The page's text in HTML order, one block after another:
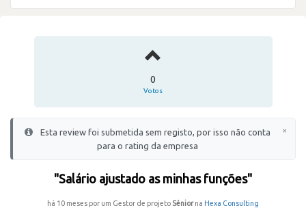
0
Votos
×
Esta review foi submetida sem registo, por isso não conta
para o rating da empresa
"Salário ajustado as minhas funções"
há 10 meses por um Gestor de projeto Séniorna Hexa Consulting